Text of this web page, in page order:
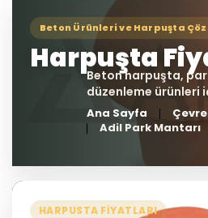
Ana Sayfa
Adil Park Mantarı
HARPUSTA FIYATLARI